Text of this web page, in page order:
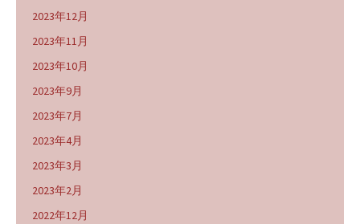
2023年12月
2023年11月
2023年10月
2023年9月
2023年7月
2023年4月
2023年3月
2023年2月
2022年12月